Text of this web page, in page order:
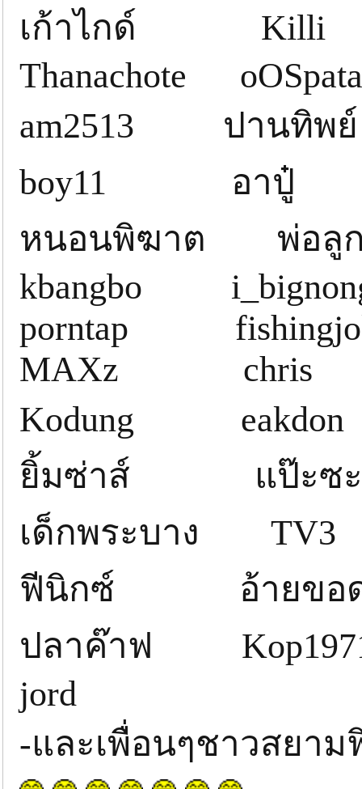
เก้าไกด์
Thanachote
am2513 ปาน
boy11 อา
หนอนพิฆาต พ่อ
kbangbo
porntap
MAXz
Kodung
ยิ้มซ่าส์ แป๊ะซะ ป
เด็กพระบาง
ฟีนิกซ์ อ้ายขอ
ปลาค๊าฟ
jord
-และเพื่อนๆชาวสยา